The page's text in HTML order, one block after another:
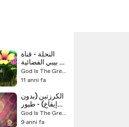
النحلة - قناة
بيبي الفضائية -
toyor baby
God Is The Greatest
11 anni fa
الكرزتين (بدون
إيقاع) - طيور
بيبي - Toyor
Baby Channel
God Is The Greatest
9 anni fa